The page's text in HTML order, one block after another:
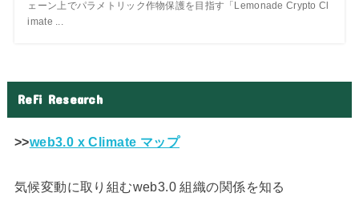
ェーン上でパラメトリック作物保護を目指す「Lemonade Crypto Cl
imate ...
ReFi Research
>>web3.0 x Climate マップ
気候変動に取り組むweb3.0 組織の関係を知る